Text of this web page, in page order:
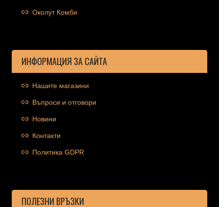
Околут Комби
ИНФОРМАЦИЯ ЗА САЙТА
Нашите магазини
Въпроси и отговори
Новини
Контакти
Политика GDPR
ПОЛЕЗНИ ВРЪЗКИ